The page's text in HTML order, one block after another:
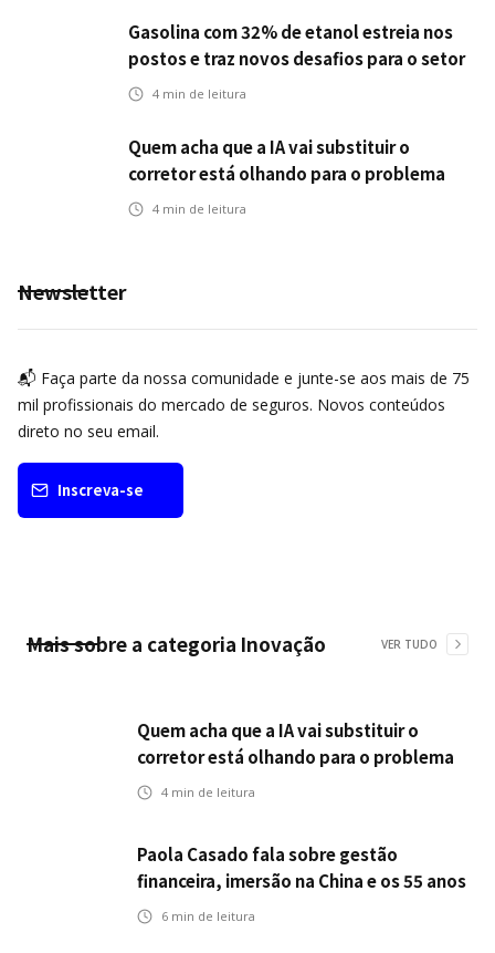
Gasolina com 32% de etanol estreia nos
postos e traz novos desafios para o setor
de seguros automotivos
4 min de leitura
Quem acha que a IA vai substituir o
corretor está olhando para o problema
errado
4 min de leitura
Newsletter
📬 Faça parte da nossa comunidade e junte-se aos mais de 75
mil profissionais do mercado de seguros. Novos conteúdos
direto no seu email.
Inscreva-se
Mais sobre a categoria Inovação VER TUDO
Quem acha que a IA vai substituir o
corretor está olhando para o problema
errado
4 min de leitura
Paola Casado fala sobre gestão
financeira, imersão na China e os 55 anos
da ENS
6 min de leitura